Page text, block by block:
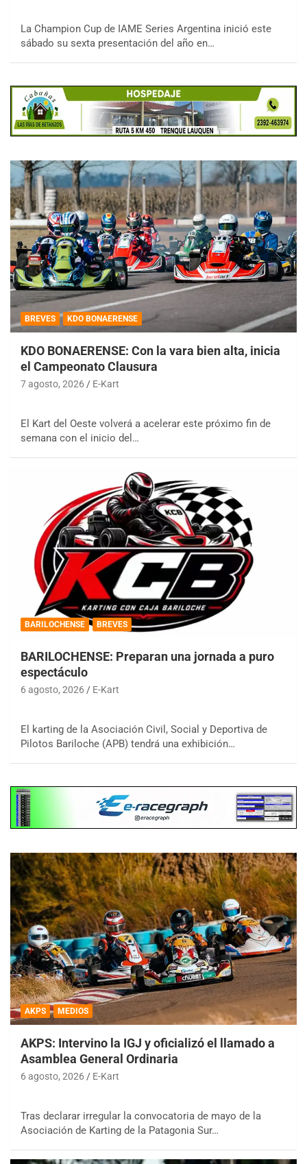
La Champion Cup de IAME Series Argentina inició este
sábado su sexta presentación del año en…
BREVES KDO BONAERENSE
KDO BONAERENSE: Con la vara bien alta, inicia
el Campeonato Clausura
7 agosto, 2026 E-Kart
El Kart del Oeste volverá a acelerar este próximo fin de
semana con el inicio del…
BARILOCHENSE BREVES
BARILOCHENSE: Preparan una jornada a puro
espectáculo
6 agosto, 2026 E-Kart
El karting de la Asociación Civil, Social y Deportiva de
Pilotos Bariloche (APB) tendrá una exhibición…
AKPS MEDIOS
AKPS: Intervino la IGJ y oficializó el llamado a
Asamblea General Ordinaria
6 agosto, 2026 E-Kart
Tras declarar irregular la convocatoria de mayo de la
Asociación de Karting de la Patagonia Sur…